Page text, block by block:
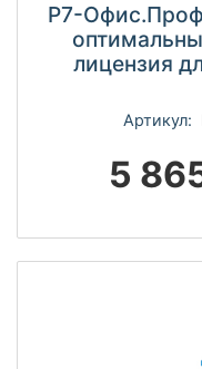
Р7-
лицензия
Артикул:
5